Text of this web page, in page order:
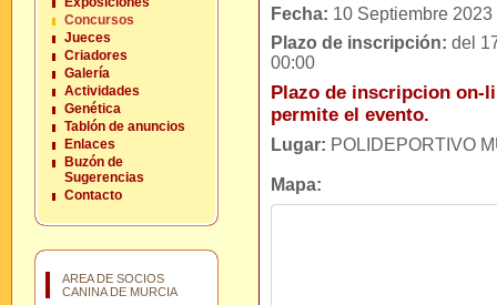
Concursos
Jueces
Criadores
Galería
Actividades
Genética
Tablón de anuncios
Enlaces
Buzón de
Sugerencias
Contacto
AREA DE SOCIOS
CANINA DE MURCIA
Fecha: 10 Septiembre 2023
Plazo de inscripción: del
00:00
Plazo de inscripcion on-
permite el evento.
Lugar: POLIDEPORTIVO
Mapa: